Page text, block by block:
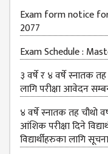
Exam form notice
2077
Exam Schedule :
३ वर्षे र ४ वर्षे स्नातक तह
लागि परीक्षा आवेदन
४ वर्षे स्नातक तह चौथो
आंशिक परीक्षा दिने
विद्यार्थीहरुका लागि